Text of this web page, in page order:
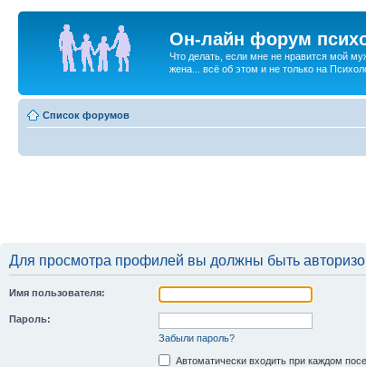
Он-лайн форум
Что делать, если мне не нравится мой
жена... всё об этом и не только на
Список форумов
Для просмотра профилей вы должны быть
Имя пользователя:
Пароль:
Забыли пароль?
Автоматически входить при каждом